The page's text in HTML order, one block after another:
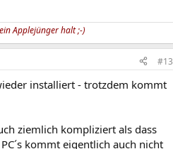
Applejünger halt ;-)
#13
installiert - trotzdem kommt
ziemlich kompliziert als dass
kommt eigentlich auch nicht